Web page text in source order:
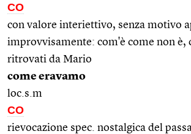
CO
con valore interiettivo, senza motivo
improvvisamente: com'è come non è,
ritrovati da Mario
come eravamo
loc.s.m
CO
rievocazione spec. nostalgica del